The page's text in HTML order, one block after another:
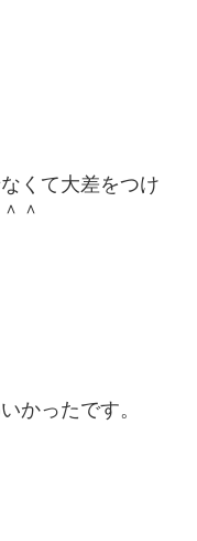
くて大差をつけ
＾
かったです。